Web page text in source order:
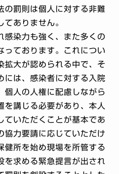
の罰則は個人に対する非難
てありません。
感染力も強く、また多くの
っております。これについ
拡大が認められる中で、そ
には、感染者に対する入院
個人の人権に配慮しながら
を講じる必要があり、本人
ていただくことが基本であ
協力要請に応じていただけ
健所を始め現場を所管する
を求める緊急提言が出され